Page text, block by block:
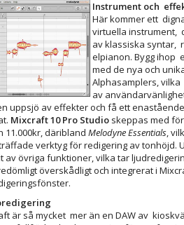
Instrument och
Här kommer ett
virtuella instrument,
av klassiska syntar,
elpianon. Bygg ihop
med de nya och
Alphasamplers,
av
uppsjö av effekter och få ett
Mixcraft 10 Pro Studioskeppas med
11.000kr, däribland Melodyne Essentials,
verktyg för redigering av tonhöjd.
av övriga funktioner, vilka tar
överskådligt och integrerat i
är så mycket mer än en DAW av